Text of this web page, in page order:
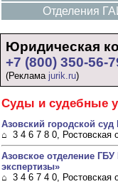
Отделения
Юридическая
+7 (800) 350-56-
(Реклама jurik.ru)
Суды и судебные
Азовский городской суд
⌂ 3 4 6 7 8 0, Ростовская
Азовское отделение
экспертизы»
⌂ 3 4 6 7 4 0, Ростовская